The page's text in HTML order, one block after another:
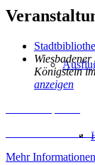
Wiesbadener
Königstein
anzeigen
Erforderlichen
Mehr Informationen